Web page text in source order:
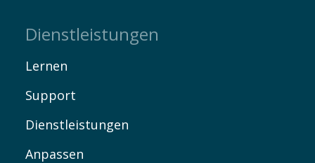
Dienstleistungen
Lernen
Support
Dienstleistungen
Anpassen